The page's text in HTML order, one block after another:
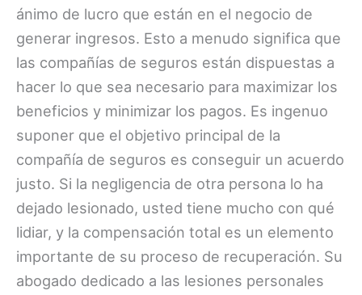
ánimo de lucro que están en el negocio de
generar ingresos. Esto a menudo significa que
las compañías de seguros están dispuestas a
hacer lo que sea necesario para maximizar los
beneficios y minimizar los pagos. Es ingenuo
suponer que el objetivo principal de la
compañía de seguros es conseguir un acuerdo
justo. Si la negligencia de otra persona lo ha
dejado lesionado, usted tiene mucho con qué
lidiar, y la compensación total es un elemento
importante de su proceso de recuperación. Su
abogado dedicado a las lesiones personales